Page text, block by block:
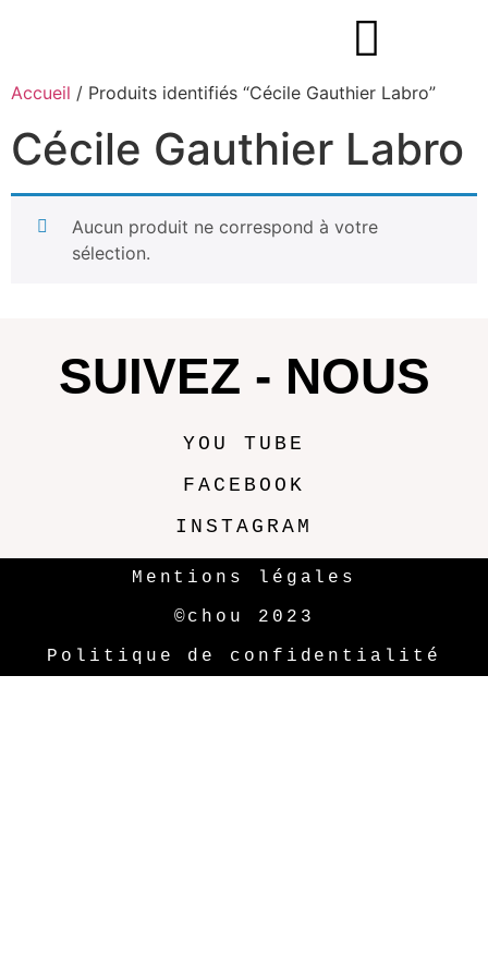
Accueil / Produits identifiés “Cécile Gauthier Labro”
Cécile Gauthier Labro
Aucun produit ne correspond à votre
sélection.
SUIVEZ - NOUS
YOU TUBE
FACEBOOK
INSTAGRAM
Mentions légales
©chou 2023
Politique de confidentialité